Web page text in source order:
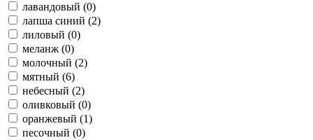
лавандовый (0)
лапша синий (2)
лиловый (0)
меланж (0)
молочный (2)
мятный (6)
небесный (2)
оливковый (0)
оранжевый (1)
песочный (0)